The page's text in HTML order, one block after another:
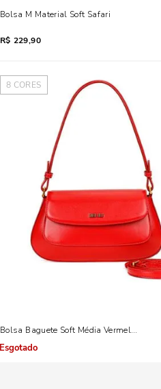
Bolsa M Material Soft Safari
R$ 229,90
8 CORES
Bolsa Baguete Soft Média Vermelho Blood
Indisponível